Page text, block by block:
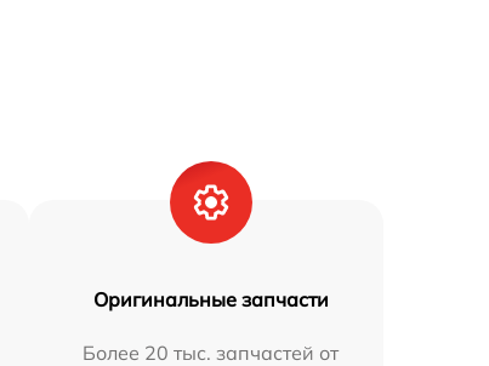
Оригинальные запчасти
Более 20 тыс. запчастей от